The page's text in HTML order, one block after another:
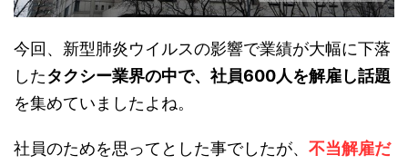
今回、新型肺炎ウイルスの影響で業績が大幅に下落
したタクシー業界の中で、社員600人を解雇し話題
を集めていましたよね。
社員のためを思ってとした事でしたが、 不当解雇だ